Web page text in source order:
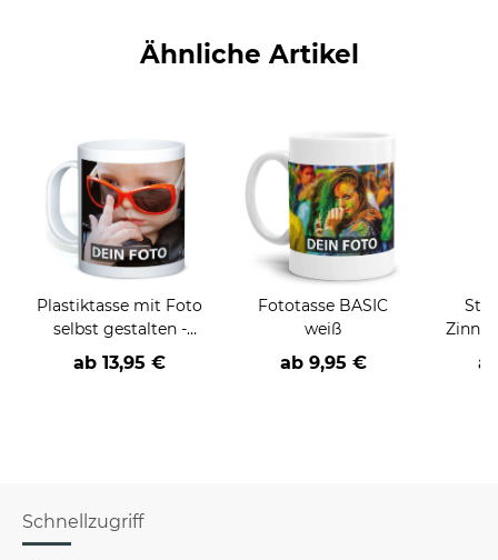
Ähnliche Artikel
Plastiktasse mit Foto
selbst gestalten -
BPA-frei
ab 13,95 €
Fototasse BASIC
weiß
ab 9,95 €
Schnellzugriff